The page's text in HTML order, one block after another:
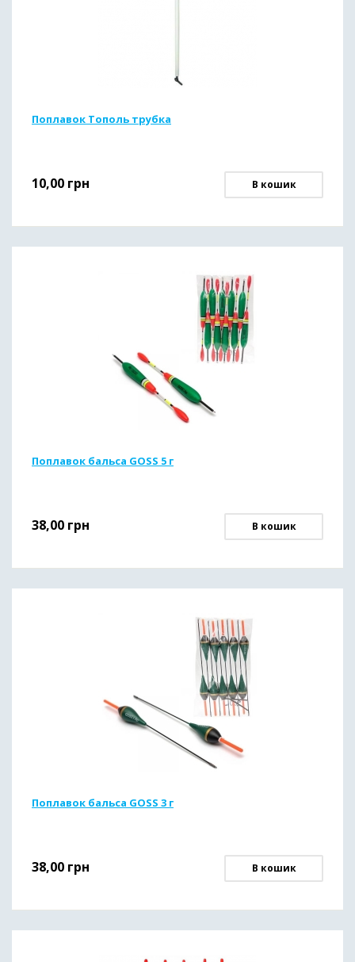
Поплавок Тополь трубка
10,00 грн В кошик
Поплавок бальса GOSS 5 г
38,00 грн В кошик
Поплавок бальса GOSS 3 г
38,00 грн В кошик